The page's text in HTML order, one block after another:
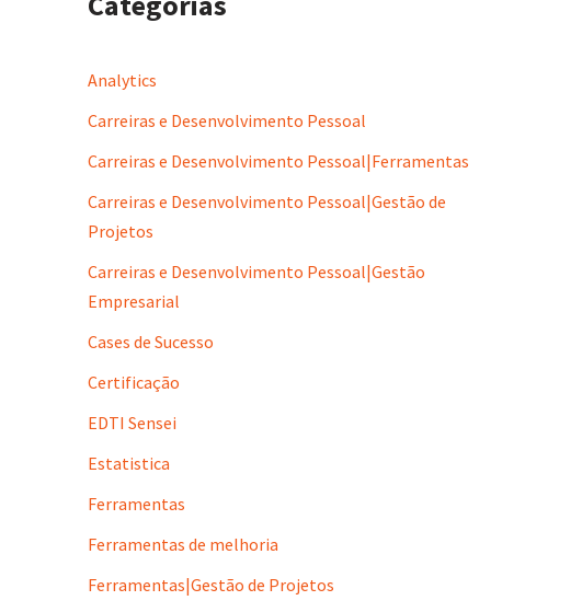
Analytics
Carreiras e Desenvolvimento Pessoal
Carreiras e Desenvolvimento Pessoal|Ferramentas
Carreiras e Desenvolvimento Pessoal|Gestão de
Projetos
Carreiras e Desenvolvimento Pessoal|Gestão
Empresarial
Cases de Sucesso
Certificação
EDTI Sensei
Estatistica
Ferramentas
Ferramentas de melhoria
Ferramentas|Gestão de Projetos